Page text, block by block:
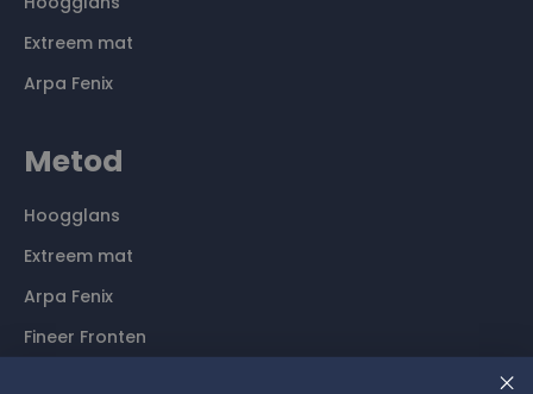
Extreem mat
Arpa Fenix
Metod
Hoogglans
Extreem mat
Arpa Fenix
Fineer Fronten